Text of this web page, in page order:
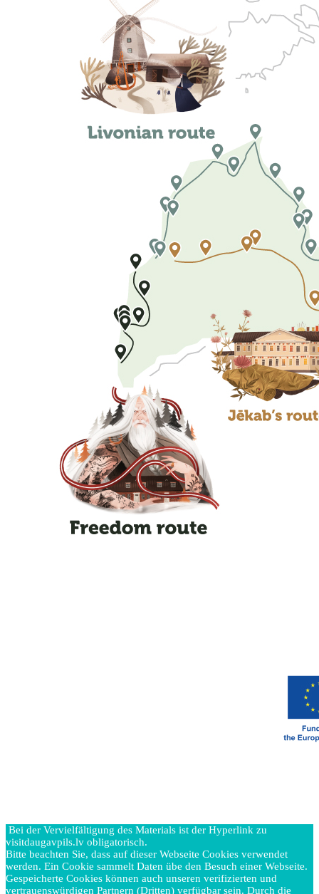
Bei der Vervielfältigung des Materials ist der Hyperlink zu
visitdaugavpils.lv obligatorisch.
Bitte beachten Sie, dass auf dieser Webseite Cookies verwendet
werden. Ein Cookie sammelt Daten übe den Besuch einer Webseite.
Gespeicherte Cookies können auch unseren verifizierten und
vertrauenswürdigen Partnern (Dritten) verfügbar sein. Durch die